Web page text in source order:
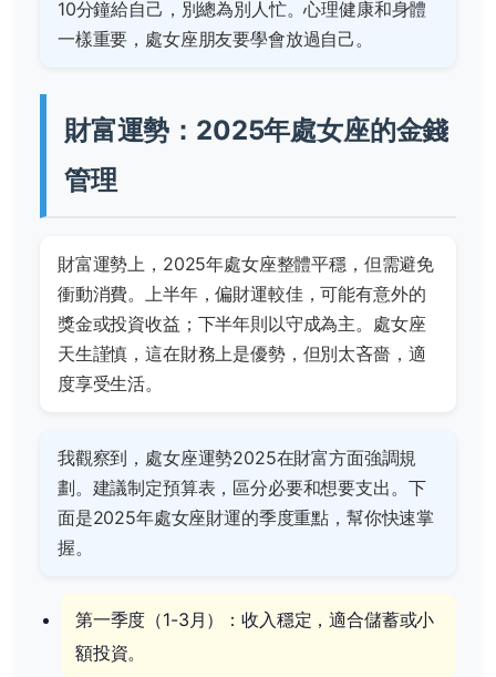
10分鐘給自己，別總為別人忙。心理健康和身體
一樣重要，處女座朋友要學會放過自己。
財富運勢：2025年處女座的金錢
管理
財富運勢上，2025年處女座整體平穩，但需避免
衝動消費。上半年，偏財運較佳，可能有意外的
獎金或投資收益；下半年則以守成為主。處女座
天生謹慎，這在財務上是優勢，但別太吝嗇，適
度享受生活。
我觀察到，處女座運勢2025在財富方面強調規
劃。建議制定預算表，區分必要和想要支出。下
面是2025年處女座財運的季度重點，幫你快速掌
握。
第一季度（1-3月）：收入穩定，適合儲蓄或小
額投資。